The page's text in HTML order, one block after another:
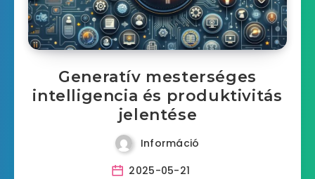
Generatív mesterséges
intelligencia és produktivitás
jelentése
Információ
2025-05-21